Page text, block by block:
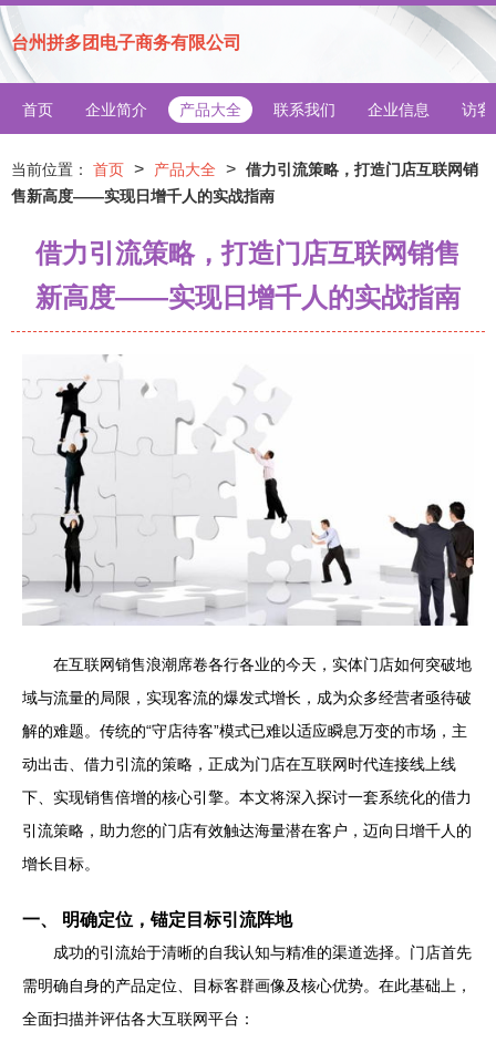
台州拼多团电子商务有限公司
首页 企业简介 产品大全 联系我们 企业信息 访客
当前位置： 首页 > 产品大全 > 借力引流策略，打造门店互联网销
售新高度——实现日增千人的实战指南
借力引流策略，打造门店互联网销售
新高度——实现日增千人的实战指南
在互联网销售浪潮席卷各行各业的今天，实体门店如何突破地
域与流量的局限，实现客流的爆发式增长，成为众多经营者亟待破
解的难题。传统的“守店待客”模式已难以适应瞬息万变的市场，主
动出击、借力引流的策略，正成为门店在互联网时代连接线上线
下、实现销售倍增的核心引擎。本文将深入探讨一套系统化的借力
引流策略，助力您的门店有效触达海量潜在客户，迈向日增千人的
增长目标。
一、 明确定位，锚定目标引流阵地
成功的引流始于清晰的自我认知与精准的渠道选择。门店首先
需明确自身的产品定位、目标客群画像及核心优势。在此基础上，
全面扫描并评估各大互联网平台：